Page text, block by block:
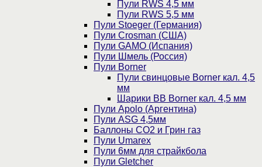
Пули RWS 4,5 мм
Пули RWS 5,5 мм
Пули Stoeger (Германия)
Пули Crosman (США)
Пули GAMO (Испания)
Пули Шмель (Россия)
Пули Borner
Пули свинцовые Borner кал. 4,5
мм
Шарики BB Borner кал. 4,5 мм
Пули Apolo (Аргентина)
Пули ASG 4,5мм
Баллоны CO2 и Грин газ
Пули Umarex
Пули 6мм для страйкбола
Пули Gletcher